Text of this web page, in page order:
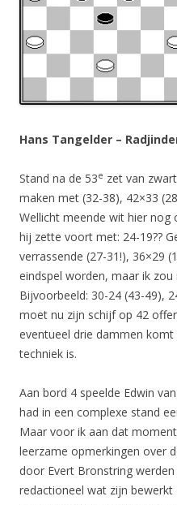
Hans Tangelder –
Stand na de 53e zet van
maken met (32-38), 42×33
Wellicht meende wit hier nog
hij zette voort met: 24-19??
verrassende (27-31!), 36×29
eindspel worden, maar ik
Bijvoorbeeld: 30-24 (43-49),
moet nu zijn schijf op 42
eventueel drie dammen
techniek is.
Aan bord 4 speelde Edwin
had in een complexe stand
Maar voor ik aan dat
leerzame opmerkingen over
door Evert Bronstring
redactioneel wat zijn